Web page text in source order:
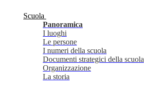
Scuola
Panoramica
I luoghi
Le persone
I numeri della scuola
Documenti strategici della scuola
Organizzazione
La storia